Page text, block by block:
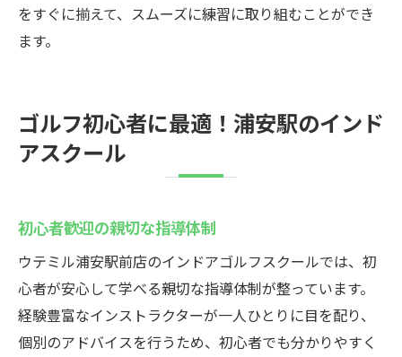
をすぐに揃えて、スムーズに練習に取り組むことができ
ます。
ゴルフ初心者に最適！浦安駅のインド
アスクール
初心者歓迎の親切な指導体制
ウテミル浦安駅前店のインドアゴルフスクールでは、初
心者が安心して学べる親切な指導体制が整っています。
経験豊富なインストラクターが一人ひとりに目を配り、
個別のアドバイスを行うため、初心者でも分かりやすく